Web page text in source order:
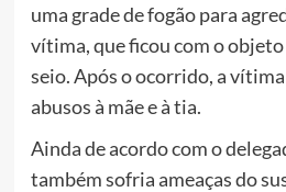
uma grade de fogão para
vítima, que ficou com o
seio. Após o ocorrido, a
abusos à mãe e à tia.
Ainda de acordo com o
também sofria ameaças do